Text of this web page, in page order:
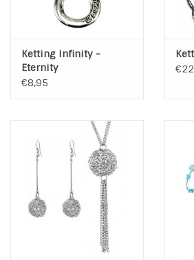
Ketting Infinity -
Eternity
€8,95